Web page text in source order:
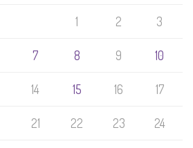
1
2 3
7 8 9 10
14 15 16 17
21 22 23 24